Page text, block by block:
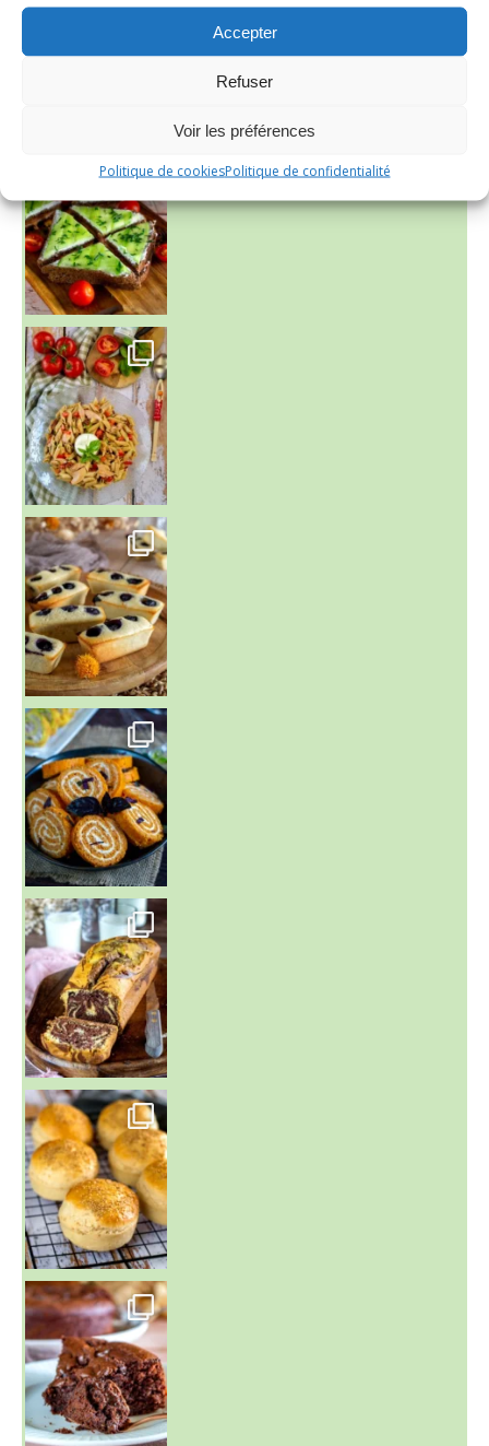
Accepter
Refuser
Voir les préférences
Politique de cookiesPolitique de confidentialité
~ SALADE DE PÂTES AUX DEUX TOMATES THON ET BURRA
~ FINANCIERS MYRTILLES ET CITRON ~
Aujourd'hu
~ BUNS MAISON ~
Un peu de boulange par ici au
~ GÂTEAU FONDANT CHOCO NOISETTE ~
C'est lundi